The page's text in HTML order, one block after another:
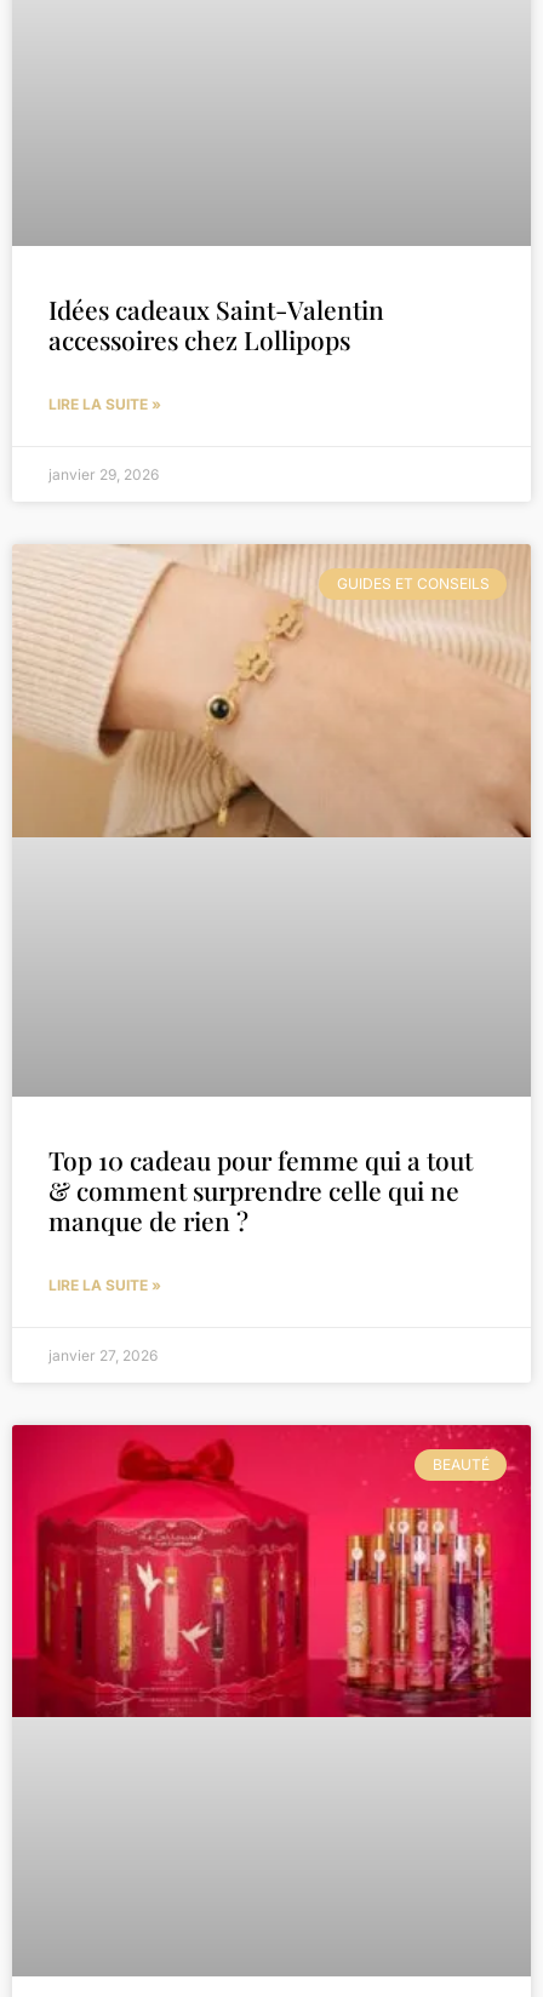
Idées cadeaux Saint-Valentin
accessoires chez Lollipops
LIRE LA SUITE »
janvier 29, 2026
GUIDES ET CONSEILS
Top 10 cadeau pour femme qui a tout
& comment surprendre celle qui ne
manque de rien ?
LIRE LA SUITE »
janvier 27, 2026
BEAUTÉ